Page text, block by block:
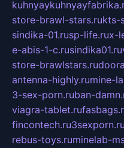
store-brawl-stars.rukts-
sindika-01.rusp-life.rux-
e-abis-1-c.rusindika01.ru
store-brawlstars.ru
antenna-highly.rumine-
3-sex-porn.ruban-
viagra-tablet.ru
fincontech.ru3sexporn.ru
rebus-toys.ruminelab-